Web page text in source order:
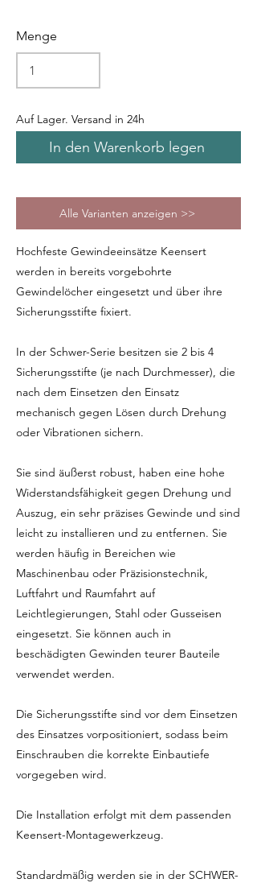
Menge
Auf Lager. Versand in 24h
In den Warenkorb legen
Alle Varianten anzeigen >>
Hochfeste Gewindeeinsätze Keensert
werden in bereits vorgebohrte
Gewindelöcher eingesetzt und über ihre
Sicherungsstifte fixiert.
In der Schwer-Serie besitzen sie 2 bis 4
Sicherungsstifte (je nach Durchmesser), die
nach dem Einsetzen den Einsatz
mechanisch gegen Lösen durch Drehung
oder Vibrationen sichern.
Sie sind äußerst robust, haben eine hohe
Widerstandsfähigkeit gegen Drehung und
Auszug, ein sehr präzises Gewinde und sind
leicht zu installieren und zu entfernen. Sie
werden häufig in Bereichen wie
Maschinenbau oder Präzisionstechnik,
Luftfahrt und Raumfahrt auf
Leichtlegierungen, Stahl oder Gusseisen
eingesetzt. Sie können auch in
beschädigten Gewinden teurer Bauteile
verwendet werden.
Die Sicherungsstifte sind vor dem Einsetzen
des Einsatzes vorpositioniert, sodass beim
Einschrauben die korrekte Einbautiefe
vorgegeben wird.
Die Installation erfolgt mit dem passenden
Keensert-Montagewerkzeug.
Standardmäßig werden sie in der SCHWER-